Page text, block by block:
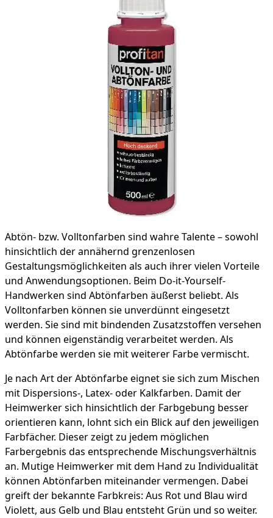
Abtön- bzw. Volltonfarben sind wahre Talente – sowohl
hinsichtlich der annähernd grenzenlosen
Gestaltungsmöglichkeiten als auch ihrer vielen Vorteile
und Anwendungsoptionen. Beim Do-it-Yourself-
Handwerken sind Abtönfarben äußerst beliebt. Als
Volltonfarben können sie unverdünnt eingesetzt
werden. Sie sind mit bindenden Zusatzstoffen versehen
und können eigenständig verarbeitet werden. Als
Abtönfarbe werden sie mit weiterer Farbe vermischt.
Je nach Art der Abtönfarbe eignet sie sich zum Mischen
mit Dispersions-, Latex- oder Kalkfarben. Damit der
Heimwerker sich hinsichtlich der Farbgebung besser
orientieren kann, lohnt sich ein Blick auf den jeweiligen
Farbfächer. Dieser zeigt zu jedem möglichen
Farbergebnis das entsprechende Mischungsverhältnis
an. Mutige Heimwerker mit dem Hand zu Individualität
können Abtönfarben miteinander vermengen. Dabei
greift der bekannte Farbkreis: Aus Rot und Blau wird
Violett, aus Gelb und Blau entsteht Grün und so weiter.